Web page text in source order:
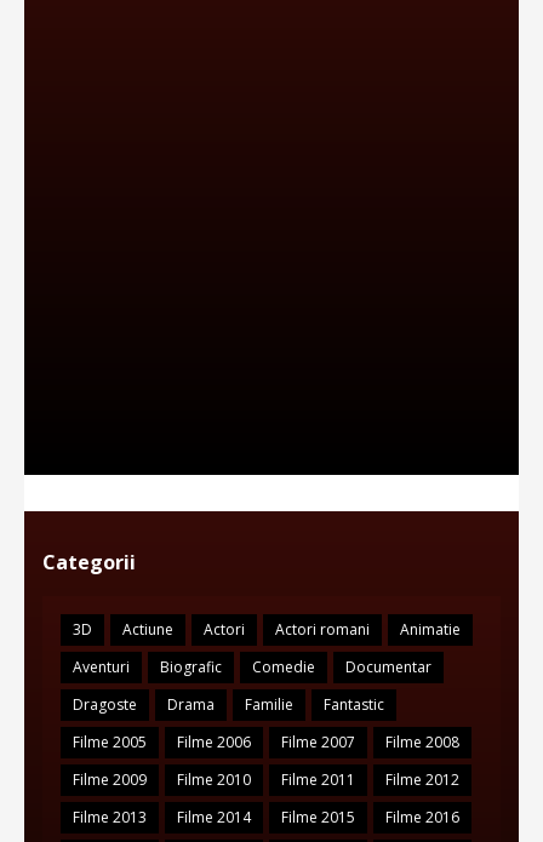
Categorii
3D Actiune Actori Actori romani
Animatie
Aventuri
Biografic Comedie
Documentar
Dragoste
Drama Familie
Fantastic
Filme 2005
Filme 2006 Filme 2007
Filme 2008
Filme 2009
Filme 2010 Filme 2011
Filme 2012
Filme 2013
Filme 2014 Filme 2015
Filme 2016